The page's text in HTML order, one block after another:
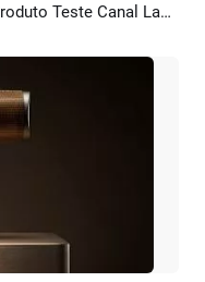
Criar IA Moderno Azul Violeta Tecnologia Produto Teste Canal Laptop Análise Vídeo